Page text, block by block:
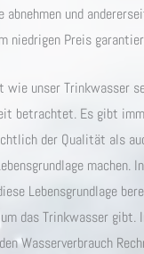
und
niedrigen Preis
wie unser Trinkwasser
betrachtet. Es gibt
der Qualität als
machen.
Lebensgrundlage
das Trinkwasser
Wasserverbrauch